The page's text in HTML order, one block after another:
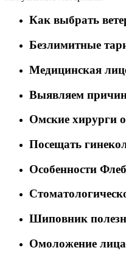
Как выбрать
Безлимитные
Медицинская
Выявляем
Омские хирурги
Посещать
Особенности
Шиповник
Омоложение